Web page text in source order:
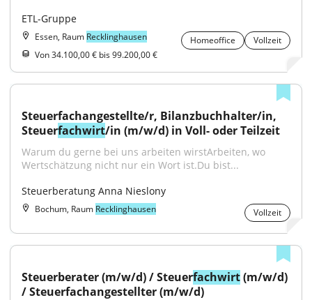
ETL-Gruppe
Essen, Raum Recklinghausen Homeoffice
Vollzeit
Von 34.100,00 € bis 99.200,00 €
Steuerfachangestellte/r, Bilanzbuchhalter/in,
Steuerfachwirt/in (m/w/d) in Voll- oder Teilzeit
Warum du gerne bei uns arbeiten wirstArbeiten, wo
Wertschätzung nicht nur ein Wort ist.Du bist...
Steuerberatung Anna Nieslony
Bochum, Raum Recklinghausen Vollzeit
Steuerberater (m/w/d) / Steuerfachwirt (m/w/d)
/ Steuerfachangestellter (m/w/d)